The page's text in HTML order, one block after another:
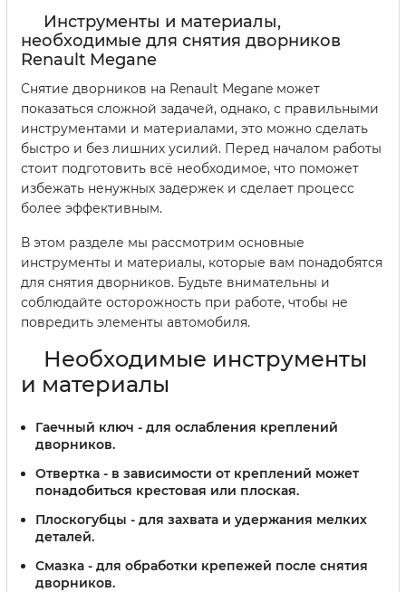
Инструменты и материалы,
необходимые для снятия дворников
Renault Megane
Снятие дворников на Renault Megane может
показаться сложной задачей, однако, с правильными
инструментами и материалами, это можно сделать
быстро и без лишних усилий. Перед началом работы
стоит подготовить всё необходимое, что поможет
избежать ненужных задержек и сделает процесс
более эффективным.
В этом разделе мы рассмотрим основные
инструменты и материалы, которые вам понадобятся
для снятия дворников. Будьте внимательны и
соблюдайте осторожность при работе, чтобы не
повредить элементы автомобиля.
Необходимые инструменты
и материалы
Гаечный ключ - для ослабления креплений
дворников.
Отвертка - в зависимости от креплений может
понадобиться крестовая или плоская.
Плоскогубцы - для захвата и удержания мелких
деталей.
Смазка - для обработки крепежей после снятия
дворников.